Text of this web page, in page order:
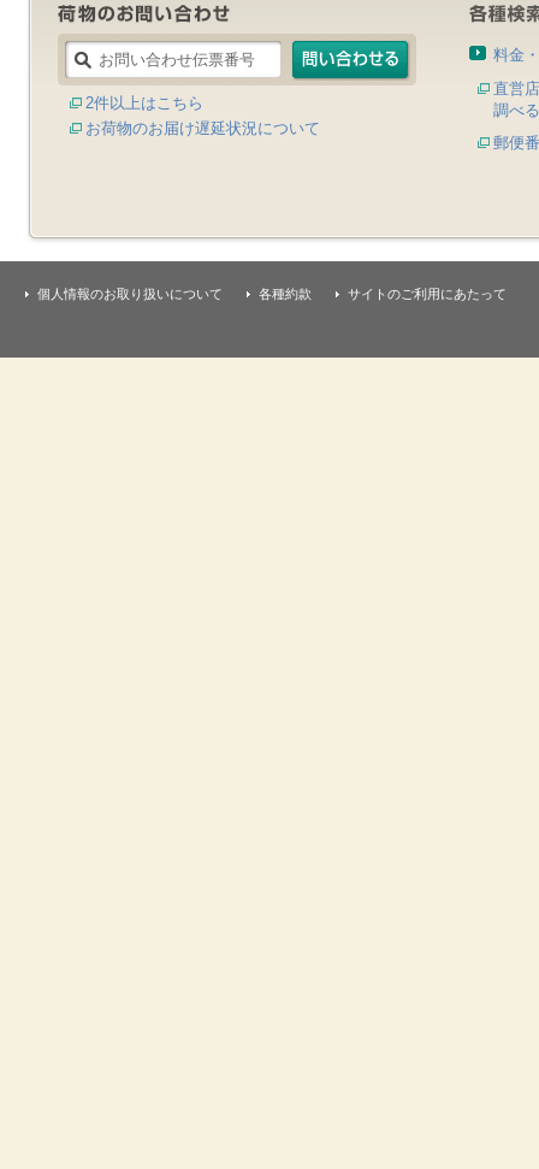
2件以上はこちら
お荷物のお届け遅延状況について
料金
直営
調べる
郵便
個人情報のお取り扱いについて 各種約款 サイトのご利用にあたって